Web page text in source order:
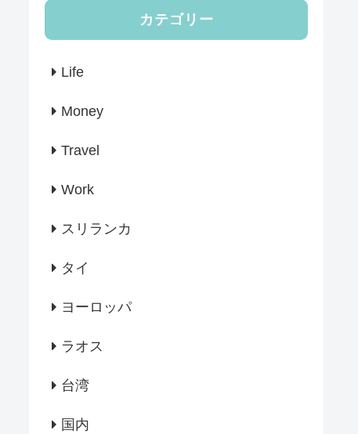
カテゴリー
Life
Money
Travel
Work
スリランカ
タイ
ヨーロッパ
ラオス
台湾
国内